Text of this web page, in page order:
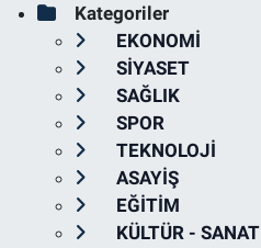
Kategoriler
EKONOMİ
SİYASET
SAĞLIK
SPOR
TEKNOLOJİ
ASAYİŞ
EĞİTİM
KÜLTÜR - SANAT